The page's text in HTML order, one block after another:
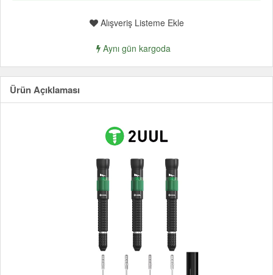
Alışveriş Listeme Ekle
Aynı gün kargoda
Ürün Açıklaması